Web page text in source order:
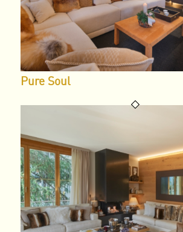
Pure Soul